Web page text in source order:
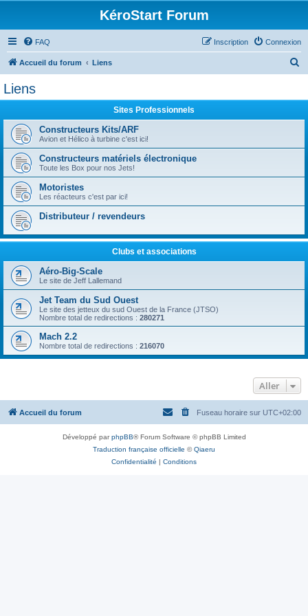
KéroStart Forum
FAQ Connexion
Inscription
Accueil du forum Liens
h
Liens
Sites Professionnels
Constructeurs Kits/ARF
Avion et Hélico à turbine c'est ici!
Constructeurs matériels électronique
Toute les Box pour nos Jets!
Motoristes
Les réacteurs c'est par ici!
Distributeur / revendeurs
Clubs et associations
Aéro-Big-Scale
Le site de Jeff Lallemand
Jet Team du Sud Ouest
Le site des jetteux du sud Ouest de la France (JTSO)
Nombre total de redirections : 280271
Mach 2.2
Nombre total de redirections : 216070
Aller
Accueil du forum Fuseau horaire sur UTC+02:00
Développé parphpBB® Forum Software © phpBB Limited
Traduction française officielle ©Qiaeru
Confidentialité | Conditions